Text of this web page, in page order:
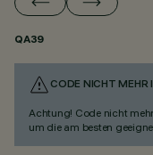
QA39
CODE NICHT MEHR
Achtung! Code nicht
um die am besten